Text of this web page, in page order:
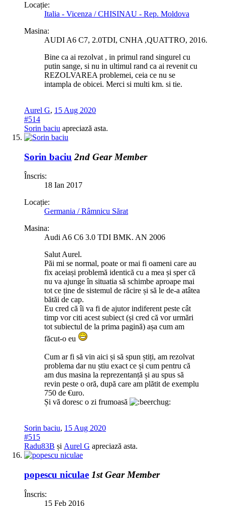
Locație:
Italia - Vicenza / CHISINAU - Rep. Moldova
Masina:
AUDI A6 C7, 2.0TDI, CNHA ,QUATTRO, 2016.
Bine ca ai rezolvat , in primul rand singurel cu
putin sange, si nu in ultimul rand ca ai revenit cu
REZOLVAREA problemei, ceia ce nu se
intampla de obicei. Merci si multi km. si tie.
Aurel G, 15 Aug 2020
#514
Sorin baciu apreciază asta.
Sorin baciu 2nd Gear Member
Înscris:
18 Ian 2017
Locație:
Germania / Râmnicu Sărat
Masina:
Audi A6 C6 3.0 TDI BMK. AN 2006
Salut Aurel.
Păi mi se normal, poate or mai fi oameni care au
fix aceiași problemă identică cu a mea și sper că
nu va ajunge în situatia să schimbe aproape mai
tot ce ține de sistemul de răcire și să le de-a atâtea
bătăi de cap.
Eu cred că îi va fi de ajutor indiferent peste cât
timp vor citi acest subiect (și cred că vor urmări
tot subiectul de la prima pagină) așa cum am
făcut-o eu
Cum ar fi să vin aici și să spun știți, am rezolvat
problema dar nu știu exact ce și cum pentru că
am dus masina la reprezentanță și au spus să
revin peste o oră, după care am plătit de exemplu
750 de €uro.
Și vă doresc o zi frumoasă
Sorin baciu, 15 Aug 2020
#515
Radu83B și Aurel G apreciază asta.
popescu niculae 1st Gear Member
Înscris:
15 Feb 2016